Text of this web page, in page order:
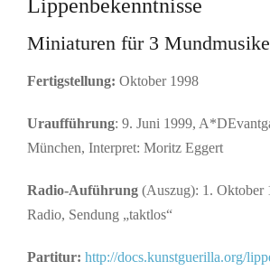
Lippenbekenntnisse
Miniaturen für 3
Fertigstellung: Oktober 1998
Uraufführung: 9. Juni 1999,
München, Interpret: Moritz Eggert
Radio-Auführung (Auszug): 1. Oktober
Radio, Sendung „taktlos“
Partitur: http://docs.kunstguerilla.org/